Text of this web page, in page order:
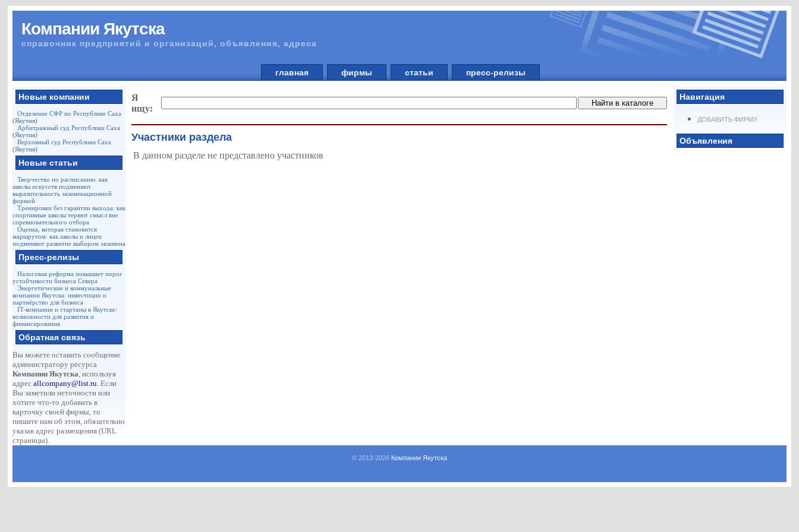
Компании Якутска
справочник предприятий и организаций, объявления, адреса
главная фирмы статьи пресс-релизы
Новые компании
Отделение СФР по Республике Саха
(Якутия)
Арбитражный суд Республики Саха
(Якутия)
Верховный суд Республики Саха
(Якутия)
Новые статьи
Творчество по расписанию: как
школы искусств подменяют
выразительность экзаменационной
формой
Тренировки без гарантии выхода: как
спортивные школы теряют смысл вне
соревновательного отбора
Оценка, которая становится
маршрутом: как школы и лицеи
подменяют развитие выбором экзамена
Пресс-релизы
Налоговая реформа повышает порог
устойчивости бизнеса Севера
Энергетические и коммунальные
компании Якутска: инвестиции и
партнёрство для бизнеса
IT-компании и стартапы в Якутске:
возможности для развития и
финансирования
Обратная связь
Вы можете оставить сообщение
администратору ресурса
Компании Якутска, используя
адресallcompany@list.ru. Если
Вы заметили неточности или
хотите что-то добавить в
карточку своей фирмы, то
пишите нам об этом, обязательно
указав адрес размещения (URL
страницы).
Навигация
ДОБАВИТЬ ФИРМУ
Объявления
Я
ищу:
Участники раздела
В данном разделе не представлено участников
© 2013-2026 Компании Якутска